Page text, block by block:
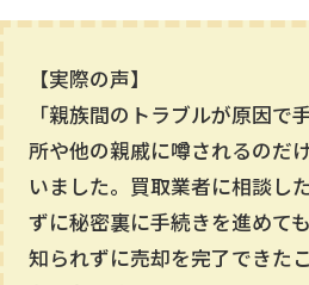
【実際の声】
「親族間のトラブルが原因で
所や他の親戚に噂されるのだ
いました。買取業者に相談し
ずに秘密裏に手続きを進めて
知られずに売却を完了できた